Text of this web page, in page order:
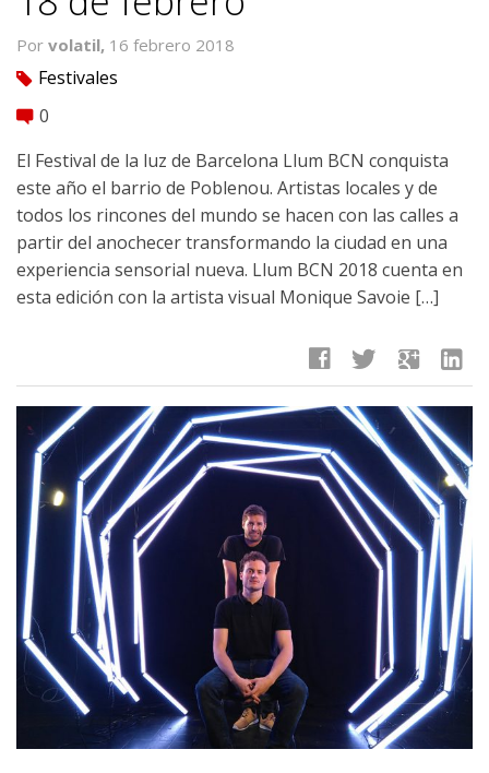
Por volatil, 16 febrero 2018
tag Festivales
comment 0
El Festival de la luz de Barcelona Llum BCN conquista
este año el barrio de Poblenou. Artistas locales y de
todos los rincones del mundo se hacen con las calles a
partir del anochecer transformando la ciudad en una
experiencia sensorial nueva. Llum BCN 2018 cuenta en
esta edición con la artista visual Monique Savoie […]
facebook twitter google linkedin